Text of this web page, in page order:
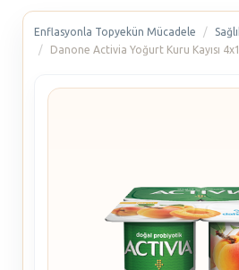
Enflasyonla Topyekün Mücadele
Danone Activia Yoğurt Kuru Kayısı